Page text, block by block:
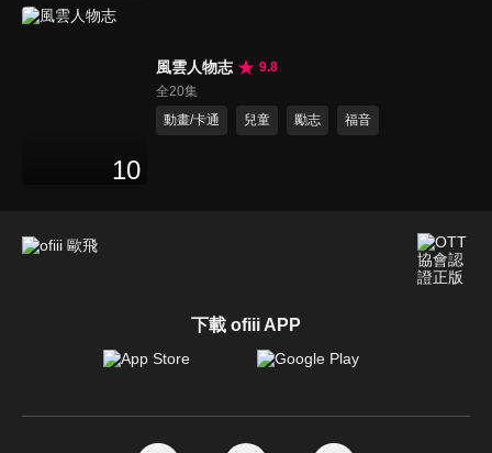
10
風雲人物志
9.8
全20集
動畫/卡通
兒童 勵志 福音
下載 ofiii APP